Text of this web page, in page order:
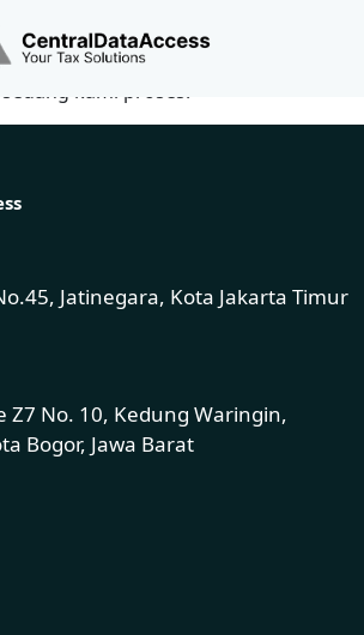
tunggu permintaan Anda
sedang kami proses.
Jatinegara, Kota Jakarta Timur
Z7 No. 10, Kedung Waringin,
Bogor, Jawa Barat